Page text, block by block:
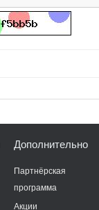
Дополнительно
Партнёрская
программа
Акции